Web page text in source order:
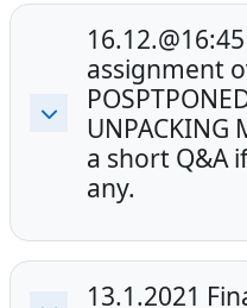
Skrči
assignment
UNPACKING
a short Q&A
any.
13.1.2021